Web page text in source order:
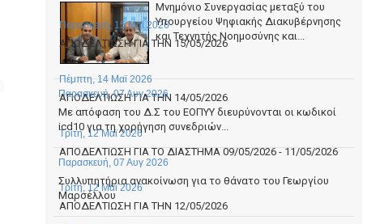
Παρασκευή, 15 Μαϊ 2026
ΑΠΟΔΕΛΤΙΩΣΗ ΓΙΑ ΤΗΝ 15/05/2026
Πέμπτη, 14 Μαϊ 2026
ΑΠΟΔΕΛΤΙΩΣΗ ΓΙΑ ΤΗΝ 14/05/2026
Τρίτη, 12 Μαϊ 2026
ΑΠΟΔΕΛΤΙΩΣΗ ΓΙΑ ΤΟ ΔΙΑΣΤΗΜΑ 09/05/2026 - 11/05/2026
Τρίτη, 12 Μαϊ 2026
ΑΠΟΔΕΛΤΙΩΣΗ ΓΙΑ ΤΗΝ 12/05/2026
Μνημόνιο Συνεργασίας μεταξύ του
Υπουργείου Ψηφιακής Διακυβέρνησης
και Τεχνητής Νοημοσύνης και...
Παρασκευή, 07 Αυγ 2026
Με απόφαση του Δ.Σ του ΕΟΠΥΥ διευρύνονται οι κωδικοί
icd10 για τη χορήγηση συνεδριών...
Παρασκευή, 07 Αυγ 2026
Συλλυπητήρια ανακοίνωση για το θάνατο του Γεωργίου
Μαρσέλλου